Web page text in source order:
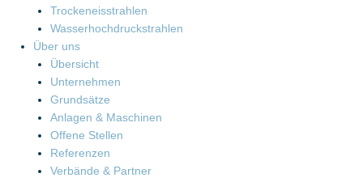
Trockeneisstrahlen
Wasserhochdruck­strahlen
Über uns
Übersicht
Unternehmen
Grundsätze
Anlagen & Maschinen
Offene Stellen
Referenzen
Verbände & Partner